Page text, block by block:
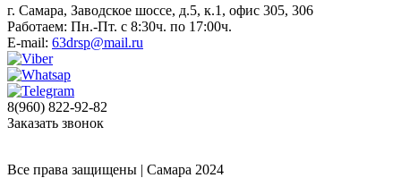
г. Самара, Заводское шоссе, д.5, к.1, офис 305, 306
Работаем: Пн.-Пт. с 8:30ч. по 17:00ч.
E-mail: 63drsp@mail.ru
8(960) 822-92-82
Заказать звонок
Все права защищены | Самара 2024